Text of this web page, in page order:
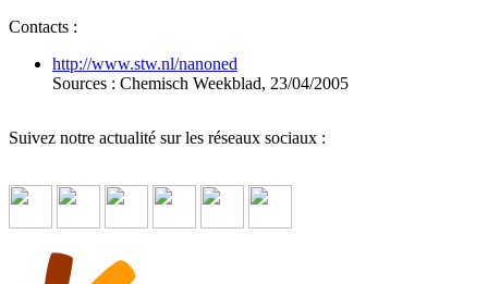
Contacts :
http://www.stw.nl/nanoned
Sources : Chemisch Weekblad, 23/04/2005
Suivez notre actualité sur les réseaux sociaux :